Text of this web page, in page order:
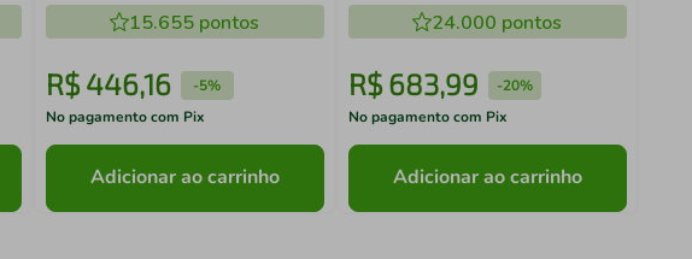
15.655 pontos
R$ 446,16 -5%
No pagamento com Pix
Adicionar ao carrinho
24.000 pontos
R$ 683,99 -20%
No pagamento com Pix
Adicionar ao carrinho